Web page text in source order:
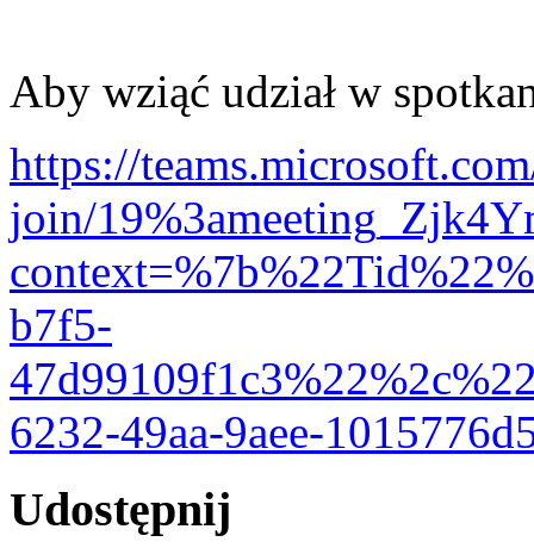
Aby wziąć udział w
https://
join/
b7f5-
6232-49aa-9aee-
Udostępnij